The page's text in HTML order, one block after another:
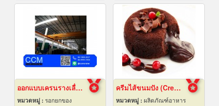
ออกแบบเครนรางเลื่อนไฟฟ้า
หมวดหมู่ : รอกยกของ
ครีมไส้ขนมปัง (Cream fillings for bread)
หมวดหมู่ : ผลิตภัณฑ์อาหาร